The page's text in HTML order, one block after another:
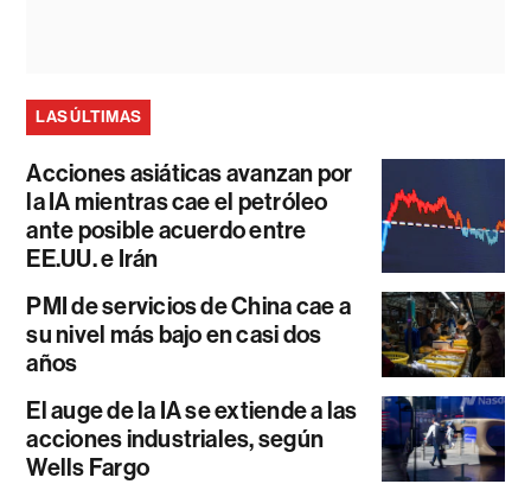
LAS ÚLTIMAS
Acciones asiáticas avanzan por
la IA mientras cae el petróleo
ante posible acuerdo entre
EE.UU. e Irán
PMI de servicios de China cae a
su nivel más bajo en casi dos
años
El auge de la IA se extiende a las
acciones industriales, según
Wells Fargo